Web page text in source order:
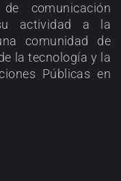
comunicación
actividad a la
comunidad de
la tecnología y la
Públicas en